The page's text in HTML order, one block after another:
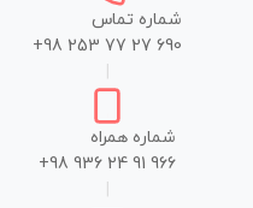
شماره تماس
+98 253 77 27 690
شماره همراه
+98 936 24 91 966